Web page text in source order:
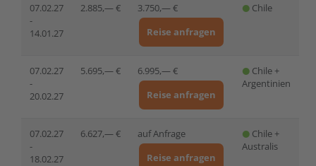
07.02.27
-
14.01.27
2.885,— €
3.750,— €
Reise anfragen
Chile
07.02.27
-
20.02.27
5.695,— €
6.995,— €
Reise anfragen
Chile +
Argentinien
07.02.27
-
18.02.27
6.627,— €
auf Anfrage
Reise anfragen
Chile +
Australis